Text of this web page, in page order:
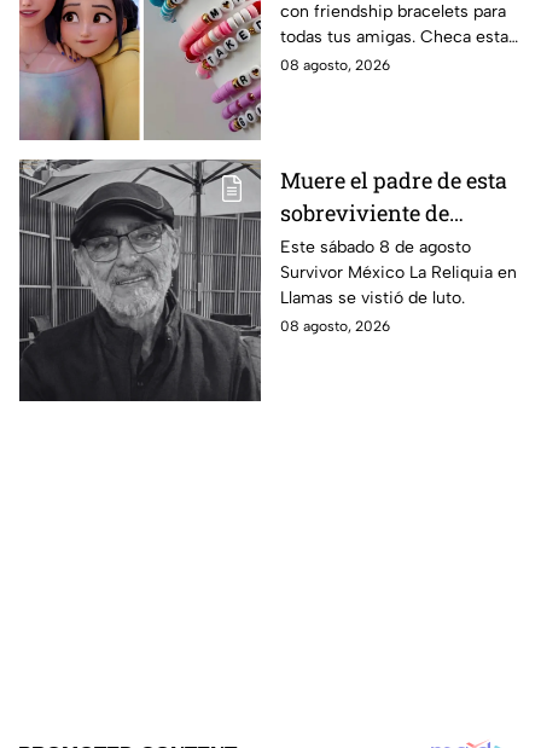
intercambiar con tus
mejores amigas este
regreso a clases
con friendship bracelets para
todas tus amigas. Checa estas
4 ideas inspiradas en Kpop
08 agosto, 2026
Muere el padre de esta
sobreviviente de
Survivor México La
Reliquia en Llamas
Este sábado 8 de agosto
Survivor México La Reliquia en
Llamas se vistió de luto.
08 agosto, 2026